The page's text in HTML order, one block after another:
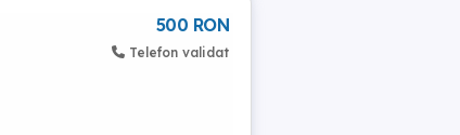
500 RON
Telefon validat